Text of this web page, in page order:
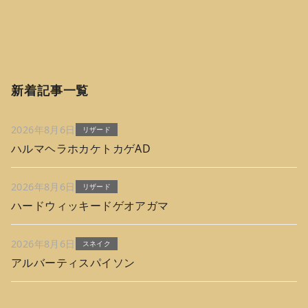
新着記事一覧
2026年8月6日 リザード
ハルマヘラホカケトカゲAD
2026年8月6日 リザード
ハードウィッキードゲオアガマ
2026年8月6日 スネイク
アルバーティスパイソン